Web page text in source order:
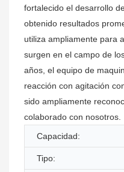
fortalecido el desarrollo
obtenido resultados
utiliza ampliamente para
surgen en el campo de
años, el equipo de
reacción con agitación
sido ampliamente
colaborado con nosotros.
Capacidad:
Tipo: